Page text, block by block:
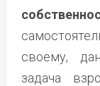
своему,
задача